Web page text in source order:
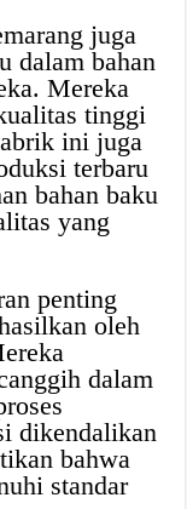
juga
dalam bahan
Mereka
tinggi
ini juga
terbaru
bahan baku
yang
penting
oleh
dalam
dikendalikan
bahwa
standar